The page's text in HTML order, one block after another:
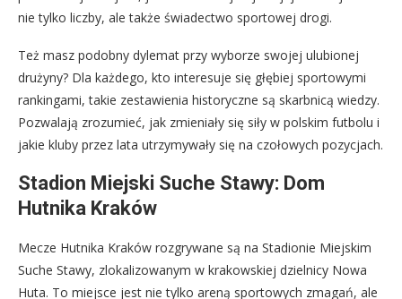
nie tylko liczby, ale także świadectwo sportowej drogi.
Też masz podobny dylemat przy wyborze swojej ulubionej
drużyny? Dla każdego, kto interesuje się głębiej sportowymi
rankingami, takie zestawienia historyczne są skarbnicą wiedzy.
Pozwalają zrozumieć, jak zmieniały się siły w polskim futbolu i
jakie kluby przez lata utrzymywały się na czołowych pozycjach.
Stadion Miejski Suche Stawy: Dom
Hutnika Kraków
Mecze Hutnika Kraków rozgrywane są na Stadionie Miejskim
Suche Stawy, zlokalizowanym w krakowskiej dzielnicy Nowa
Huta. To miejsce jest nie tylko areną sportowych zmagań, ale